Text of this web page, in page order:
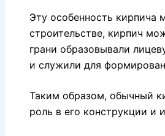
Эту особенность кирпича
строительстве, кирпич
грани образовывали
и служили для
Таким образом, обычный
роль в его конструкции и